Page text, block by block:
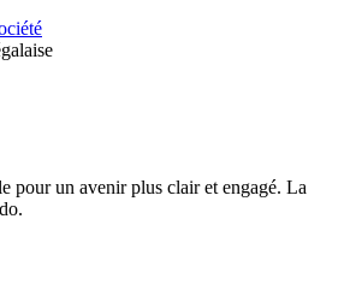
pour un avenir plus clair et engagé. La